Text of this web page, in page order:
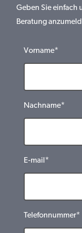
Geben Sie einfach
Beratung
Vorname*
Nachname*
E-mail*
Telefonnummer*